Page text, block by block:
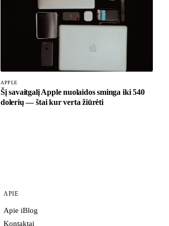
APPLE
Šį savaitgalį Apple nuolaidos sminga iki 540
dolerių — štai kur verta žiūrėti
APIE
Apie iBlog
Kontaktai